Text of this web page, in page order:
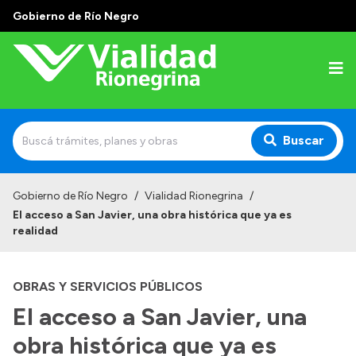
Gobierno de Río Negro
Buscar
Institucional
Autoridades
Delegaciones
Normativa
Gobierno de Río Negro / Vialidad Rionegrina /
El acceso a San Javier, una obra histórica que ya es
realidad
OBRAS Y SERVICIOS PÚBLICOS
El acceso a San Javier, una
obra histórica que ya es